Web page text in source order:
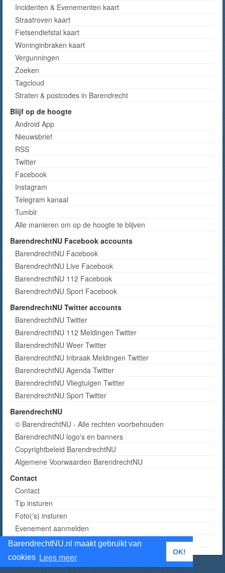
BarendrechtNU.nl maakt gebruikt van
cookies Lees meer
OK!
Incidenten & Evenementen kaart
Straatroven kaart
Fietsendiefstal kaart
Woninginbraken kaart
Vergunningen
Zoeken
Tagcloud
Straten & postcodes in Barendrecht
Blijf op de hoogte
Android App
Nieuwsbrief
RSS
Twitter
Facebook
Instagram
Telegram kanaal
Tumblr
Alle manieren om op de hoogte te blijven
BarendrechtNU Facebook accounts
BarendrechtNU Facebook
BarendrechtNU Live Facebook
BarendrechtNU 112 Facebook
BarendrechtNU Sport Facebook
BarendrechtNU Twitter accounts
BarendrechtNU Twitter
BarendrechtNU 112 Meldingen Twitter
BarendrechtNU Weer Twitter
BarendrechtNU Inbraak Meldingen Twitter
BarendrechtNU Agenda Twitter
BarendrechtNU Vliegtuigen Twitter
BarendrechtNU Sport Twitter
BarendrechtNU
© BarendrechtNU - Alle rechten voorbehouden
BarendrechtNU logo's en banners
Copyrightbeleid BarendrechtNU
Algemene Voorwaarden BarendrechtNU
Contact
Contact
Tip insturen
Foto('s) insturen
Evenement aanmelden
Informatie aanvragen adverteren